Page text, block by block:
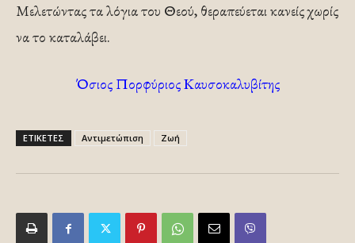
Μελετώντας τα λόγια του Θεού, θεραπεύεται κανείς χωρίς
να το καταλάβει.
Όσιος Πορφύριος Καυσοκαλυβίτης
ΕΤΙΚΕΤΕΣ Αντιμετώπιση Ζωή